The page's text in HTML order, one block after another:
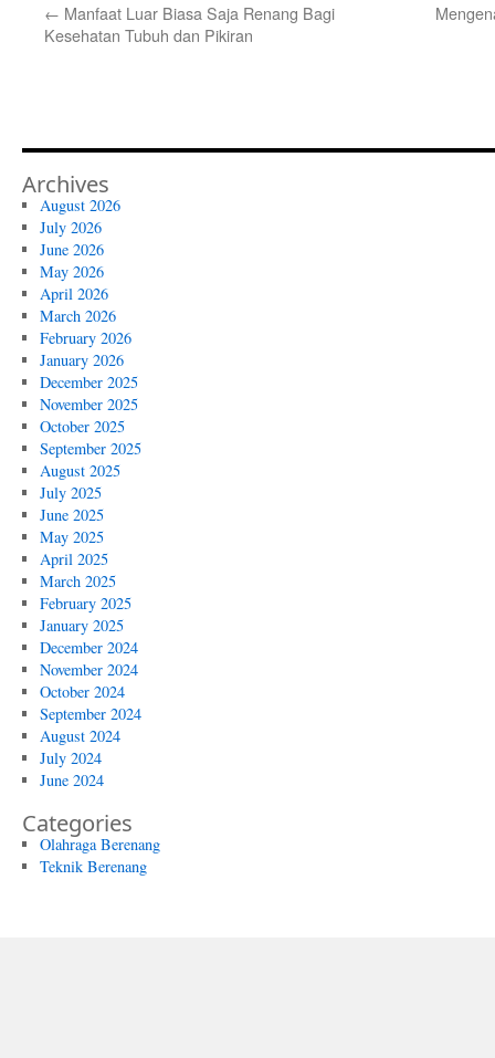
← Manfaat Luar Biasa Saja Renang Bagi
Kesehatan Tubuh dan Pikiran
Archives
August 2026
July 2026
June 2026
May 2026
April 2026
March 2026
February 2026
January 2026
December 2025
November 2025
October 2025
September 2025
August 2025
July 2025
June 2025
May 2025
April 2025
March 2025
February 2025
January 2025
December 2024
November 2024
October 2024
September 2024
August 2024
July 2024
June 2024
Categories
Olahraga Berenang
Teknik Berenang